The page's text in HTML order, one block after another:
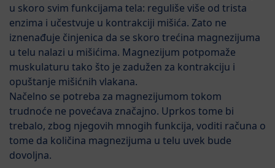
u skoro svim funkcijama tela: reguliše više od trista
enzima i učestvuje u kontrakciji mišića. Zato ne
iznenađuje činjenica da se skoro trećina magnezijuma
u telu nalazi u mišićima. Magnezijum potpomaže
muskulaturu tako što je zadužen za kontrakciju i
opuštanje mišićnih vlakana.
Načelno se potreba za magnezijumom tokom
trudnoće ne povećava značajno. Uprkos tome bi
trebalo, zbog njegovih mnogih funkcija, voditi računa o
tome da količina magnezijuma u telu uvek bude
dovoljna.